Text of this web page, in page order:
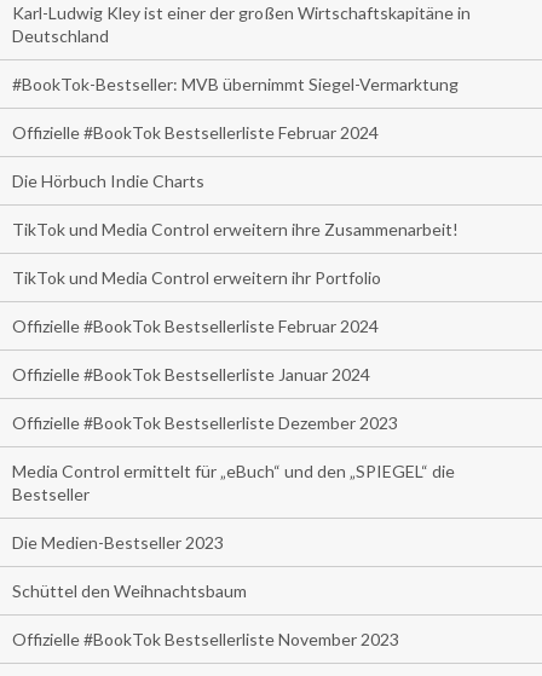
Karl-Ludwig Kley ist einer der großen Wirtschaftskapitäne in
Deutschland
#BookTok-Bestseller: MVB übernimmt Siegel-Vermarktung
Offizielle #BookTok Bestsellerliste Februar 2024
Die Hörbuch Indie Charts
TikTok und Media Control erweitern ihre Zusammenarbeit!
TikTok und Media Control erweitern ihr Portfolio
Offizielle #BookTok Bestsellerliste Februar 2024
Offizielle #BookTok Bestsellerliste Januar 2024
Offizielle #BookTok Bestsellerliste Dezember 2023
Media Control ermittelt für „eBuch“ und den „SPIEGEL“ die
Bestseller
Die Medien-Bestseller 2023
Schüttel den Weihnachtsbaum
Offizielle #BookTok Bestsellerliste November 2023